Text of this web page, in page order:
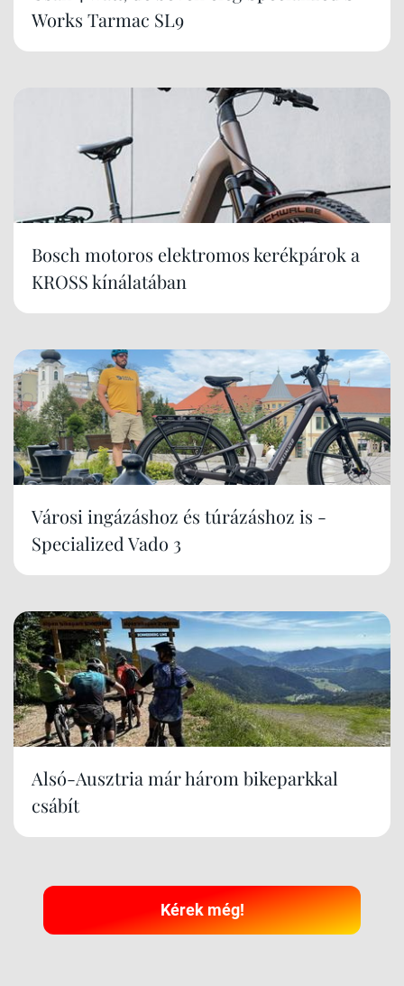
Works Tarmac SL9
Bosch motoros elektromos kerékpárok a
KROSS kínálatában
Városi ingázáshoz és túrázáshoz is -
Specialized Vado 3
Alsó-Ausztria már három bikeparkkal
csábít
Kérek még!